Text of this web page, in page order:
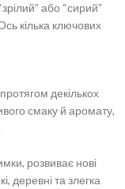
або “сирий”
кілька ключових
декількох
смаку й аромату,
розвиває нові
деревні та злегка